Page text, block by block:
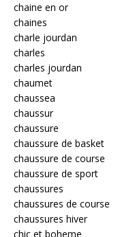
chaine en or
chaines
charle jourdan
charles
charles jourdan
chaumet
chaussea
chaussur
chaussure
chaussure de basket
chaussure de course
chaussure de sport
chaussures
chaussures de course
chaussures hiver
chic et boheme